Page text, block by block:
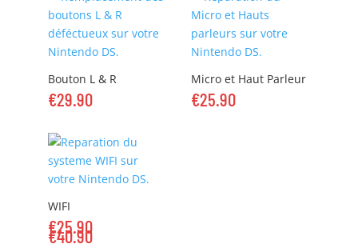
Bouton L & R
€29.90
Micro et Haut Parleur
€25.90
WIFI
€25.90
€40.90